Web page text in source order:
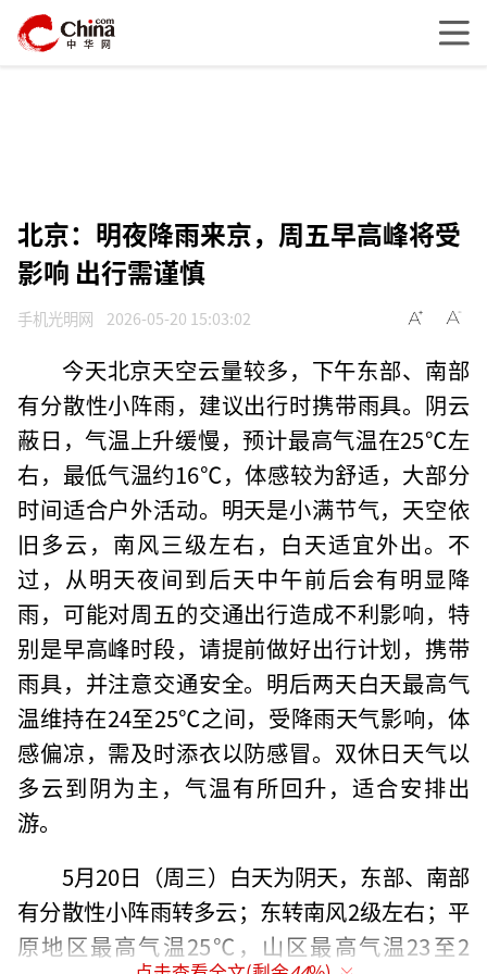
北京：明夜降雨来京，周五早高峰将受
影响 出行需谨慎
手机光明网 2026-05-20 15:03:02
今天北京天空云量较多，下午东部、南部
有分散性小阵雨，建议出行时携带雨具。阴云
蔽日，气温上升缓慢，预计最高气温在25℃左
右，最低气温约16℃，体感较为舒适，大部分
时间适合户外活动。明天是小满节气，天空依
旧多云，南风三级左右，白天适宜外出。不
过，从明天夜间到后天中午前后会有明显降
雨，可能对周五的交通出行造成不利影响，特
别是早高峰时段，请提前做好出行计划，携带
雨具，并注意交通安全。明后两天白天最高气
温维持在24至25℃之间，受降雨天气影响，体
感偏凉，需及时添衣以防感冒。双休日天气以
多云到阴为主，气温有所回升，适合安排出
游。
5月20日（周三）白天为阴天，东部、南部
有分散性小阵雨转多云；东转南风2级左右；平
原地区最高气温25℃，山区最高气温23至2